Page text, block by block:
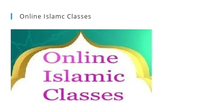
Online Islamc Classes